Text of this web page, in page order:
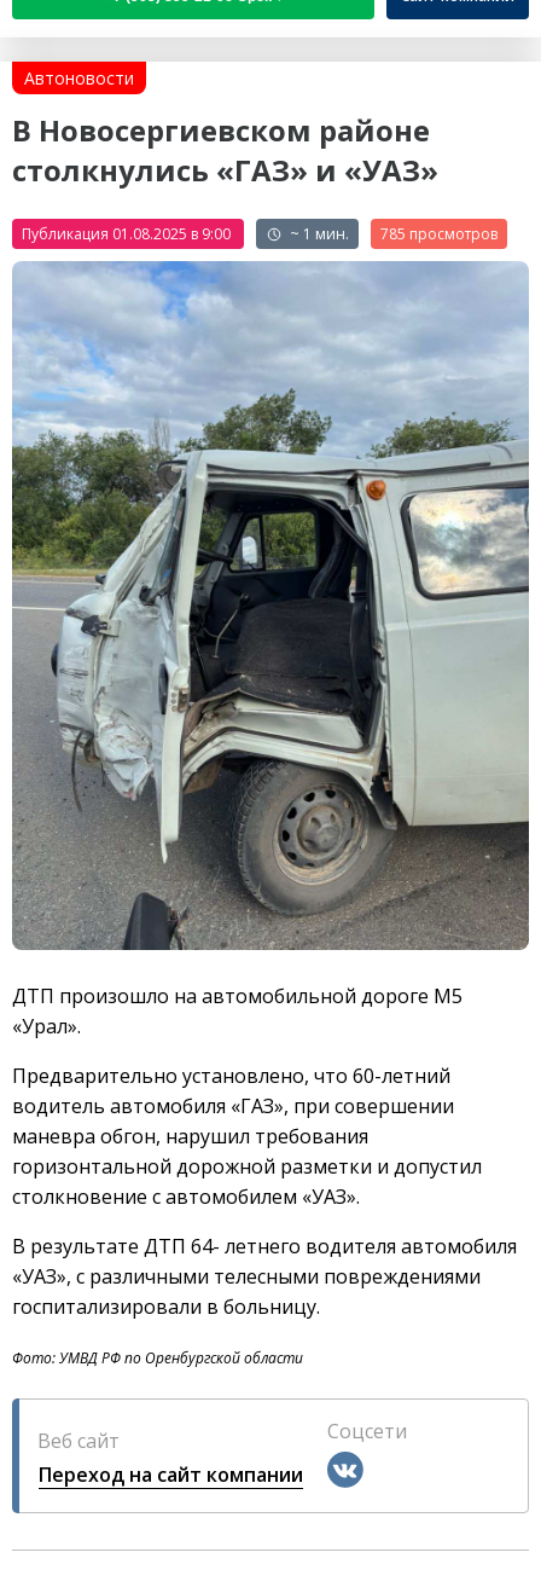
Автоновости
В Новосергиевском районе
столкнулись «ГАЗ» и «УАЗ»
Публикация 01.08.2025 в 9:00 ~ 1 мин. 785
ДТП произошло на автомобильной дороге М5
«Урал».
Предварительно установлено, что 60-летний
водитель автомобиля «ГАЗ», при совершении
маневра обгон, нарушил требования
горизонтальной дорожной разметки и допустил
столкновение с автомобилем «УАЗ».
В результате ДТП 64- летнего водителя автомобиля
«УАЗ», с различными телесными повреждениями
госпитализировали в больницу.
Фото: УМВД РФ по Оренбургской области
Веб сайт
Переход на сайт компании
Соцсети